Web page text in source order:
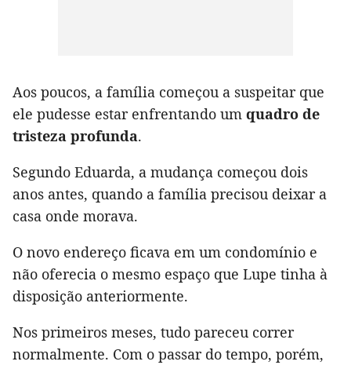
Aos poucos, a família começou a suspeitar que
ele pudesse estar enfrentando um quadro de
tristeza profunda.
Segundo Eduarda, a mudança começou dois
anos antes, quando a família precisou deixar a
casa onde morava.
O novo endereço ficava em um condomínio e
não oferecia o mesmo espaço que Lupe tinha à
disposição anteriormente.
Nos primeiros meses, tudo pareceu correr
normalmente. Com o passar do tempo, porém,